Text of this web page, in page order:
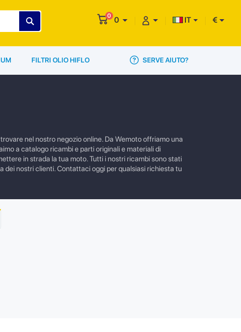
0 0 IT €
FILTRI OLIO HIFLO SERVE AIUTO?
nel nostro negozio online. Da Wemoto offriamo una
a catalogo ricambi e parti originali e materiali di
in strada la tua moto. Tutti i nostri ricambi sono stati
nostri clienti. Contattaci oggi per qualsiasi richiesta tu